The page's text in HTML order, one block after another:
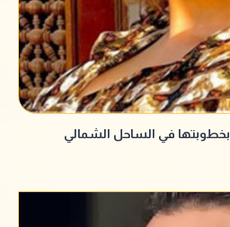
في الساحل الشمالي